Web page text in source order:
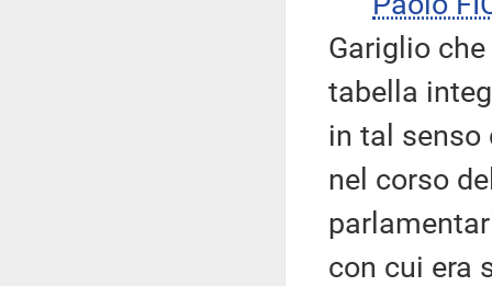
Gariglio
tabella
in tal senso
nel corso
con cui era